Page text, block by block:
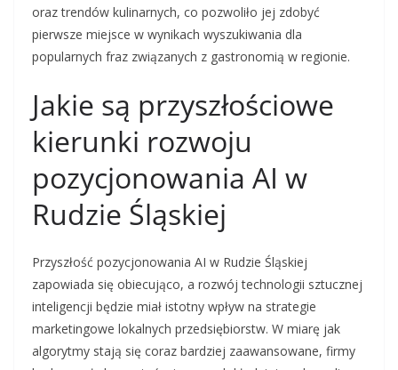
oraz trendów kulinarnych, co pozwoliło jej zdobyć
pierwsze miejsce w wynikach wyszukiwania dla
popularnych fraz związanych z gastronomią w regionie.
Jakie są przyszłościowe
kierunki rozwoju
pozycjonowania AI w
Rudzie Śląskiej
Przyszłość pozycjonowania AI w Rudzie Śląskiej
zapowiada się obiecująco, a rozwój technologii sztucznej
inteligencji będzie miał istotny wpływ na strategie
marketingowe lokalnych przedsiębiorstw. W miarę jak
algorytmy stają się coraz bardziej zaawansowane, firmy